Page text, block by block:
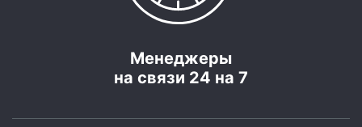
Менеджеры
на связи 24 на 7